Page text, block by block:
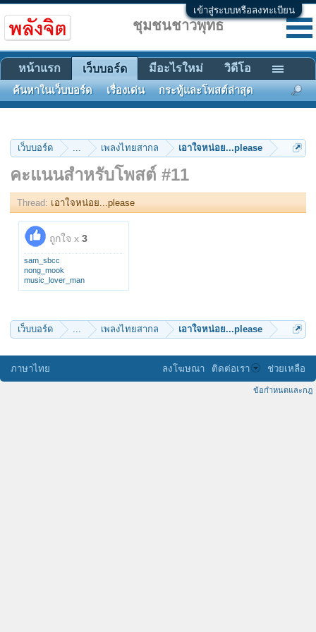
เข้าสู่ระบบหรือลงทะเบียน
เว็บบอร์ด ... เพลงไทยสากล เอาใจหน่อย...please
คะแนนสำหรับโพสต์ #11
Thread: เอาใจหน่อย...please
ถูกใจ x 3
sam_sbcc
nong_mook
music_lover_man
เว็บบอร์ด ... เพลงไทยสากล เอาใจหน่อย...please
ชุมชนชาวพุทธ
หน้าแรก เว็บบอร์ด
ค้นหาในเว็บบอร์ด เรื่องเด่น กระทู้และโพสต์ล่าสุด
มีอะไรใหม่ วิดีโอ
ภาษาไทย ลงโฆษณา ติดต่อเรา ช่วยเหลือ
ข้อกำหนดและกฎ